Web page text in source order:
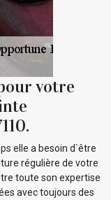
votre
elle a besoin d`être
régulière de votre
toute son expertise
avec toujours des